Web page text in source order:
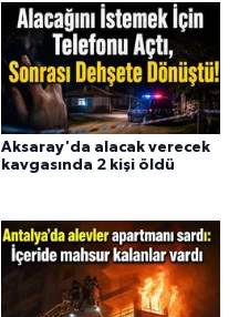
Aksaray'da alacak verecek
kavgasında 2 kişi öldü